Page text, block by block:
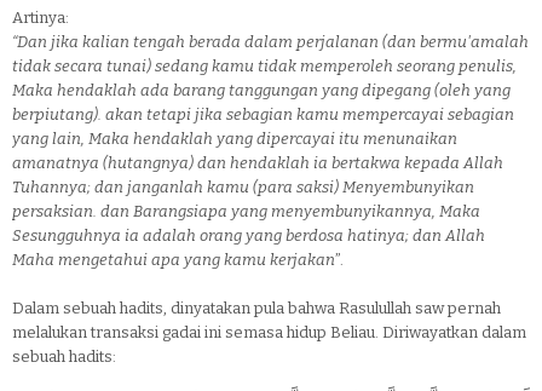
Artinya:
“Dan jika kalian tengah berada dalam perjalanan (dan bermu'amalah
tidak secara tunai) sedang kamu tidak memperoleh seorang penulis,
Maka hendaklah ada barang tanggungan yang dipegang (oleh yang
berpiutang). akan tetapi jika sebagian kamu mempercayai sebagian
yang lain, Maka hendaklah yang dipercayai itu menunaikan
amanatnya (hutangnya) dan hendaklah ia bertakwa kepada Allah
Tuhannya; dan janganlah kamu (para saksi) Menyembunyikan
persaksian. dan Barangsiapa yang menyembunyikannya, Maka
Sesungguhnya ia adalah orang yang berdosa hatinya; dan Allah
Maha mengetahui apa yang kamu kerjakan”.
Dalam sebuah hadits, dinyatakan pula bahwa Rasulullah saw pernah
melalukan transaksi gadai ini semasa hidup Beliau. Diriwayatkan dalam
sebuah hadits: